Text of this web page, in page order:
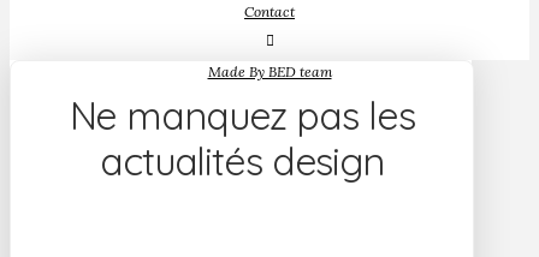
Contact
Made By BED team
Ne manquez pas les
actualités design